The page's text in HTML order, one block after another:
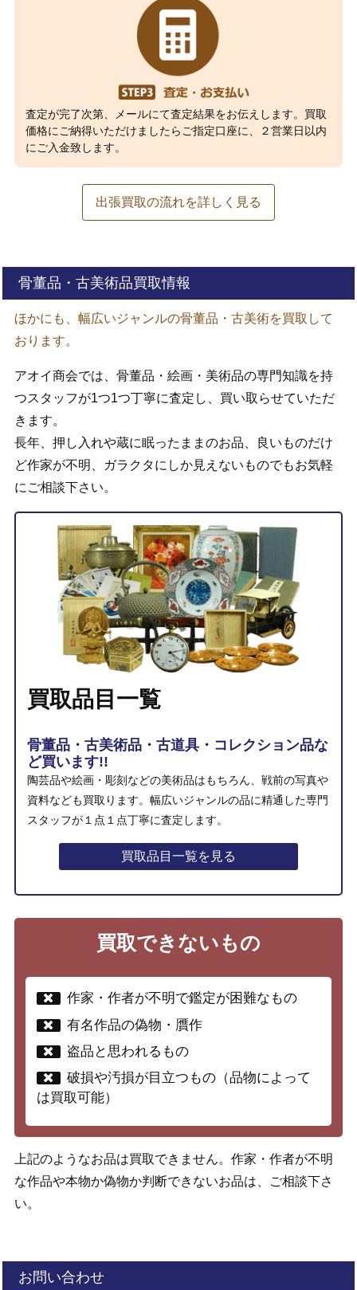
査定が完了次第、メールにて査定結果をお伝えします。買取
価格にご納得いただけましたらご指定口座に、２営業日以内
にご入金致します。
出張買取の流れを詳しく見る
骨董品・古美術品買取情報
ほかにも、幅広いジャンルの骨董品・古美術を買取して
おります。
アオイ商会では、骨董品・絵画・美術品の専門知識を持
つスタッフが1つ1つ丁寧に査定し、買い取らせていただ
きます。
長年、押し入れや蔵に眠ったままのお品、良いものだけ
ど作家が不明、ガラクタにしか見えないものでもお気軽
にご相談下さい。
買取品目一覧
骨董品・古美術品・古道具・コレクション品な
ど買います!!
陶芸品や絵画・彫刻などの美術品はもちろん、戦前の写真や
資料なども買取ります。幅広いジャンルの品に精通した専門
スタッフが１点１点丁寧に査定します。
買取品目一覧を見る
買取できないもの
作家・作者が不明で鑑定が困難なもの
有名作品の偽物・贋作
盗品と思われるもの
破損や汚損が目立つもの（品物によって
は買取可能）
上記のようなお品は買取できません。作家・作者が不明
な作品や本物か偽物か判断できないお品は、ご相談下さ
い。
お問い合わせ